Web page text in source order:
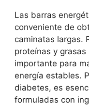
Las barras
conveniente de
caminatas largas.
proteínas y
importante para
energía estables.
diabetes, es
formuladas con